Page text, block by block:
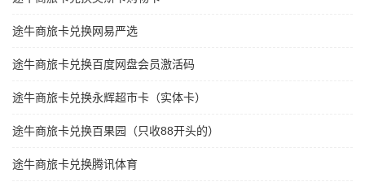
途牛商旅卡兑换网易严选
途牛商旅卡兑换百度网盘会员激活码
途牛商旅卡兑换永辉超市卡（实体卡）
途牛商旅卡兑换百果园（只收88开头的）
途牛商旅卡兑换腾讯体育